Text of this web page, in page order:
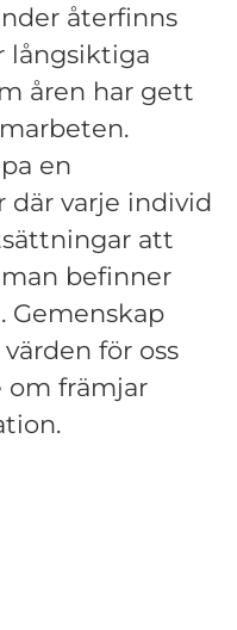
återfinns
långsiktiga
åren har gett
en
varje individ
att
befinner
Gemenskap
för oss
om främjar